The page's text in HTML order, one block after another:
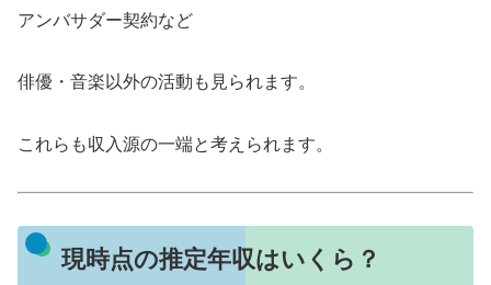
アンバサダー契約など
俳優・音楽以外の活動も見られます。
これらも収入源の一端と考えられます。
現時点の推定年収はいくら？